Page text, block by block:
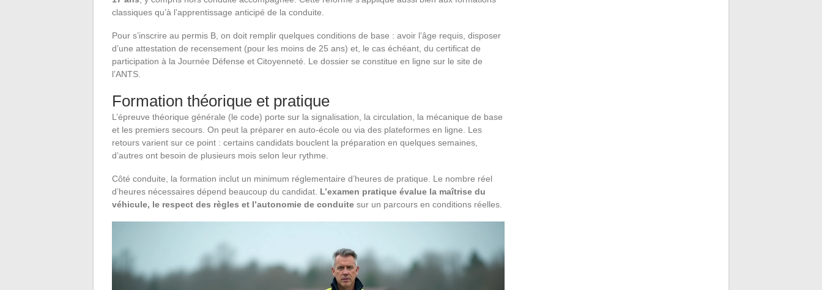
classiques qu’à l’apprentissage anticipé de la conduite.
Pour s’inscrire au permis B, on doit remplir quelques conditions de base : avoir l’âge requis, disposer
d’une attestation de recensement (pour les moins de 25 ans) et, le cas échéant, du certificat de
participation à la Journée Défense et Citoyenneté. Le dossier se constitue en ligne sur le site de
l’ANTS.
Formation théorique et pratique
L’épreuve théorique générale (le code) porte sur la signalisation, la circulation, la mécanique de base
et les premiers secours. On peut la préparer en auto-école ou via des plateformes en ligne. Les
retours varient sur ce point : certains candidats bouclent la préparation en quelques semaines,
d’autres ont besoin de plusieurs mois selon leur rythme.
Côté conduite, la formation inclut un minimum réglementaire d’heures de pratique. Le nombre réel
d’heures nécessaires dépend beaucoup du candidat. L’examen pratique évalue la maîtrise du
véhicule, le respect des règles et l’autonomie de conduite sur un parcours en conditions réelles.